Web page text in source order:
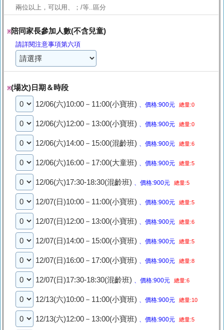
兩位以上，可以用、；/等..區分
※陪同家長參加人數(不含兒童)
請詳閱注意事項第六項
※(場次)日期＆時段
12/06(六)10:00－11:00(小寶班) 、價格:900元 總量:0
12/06(六)12:00－13:00(小寶班) 、價格:900元 總量:0
12/06(六)14:00－15:00(混齡班) 、價格:900元 總量:6
12/06(六)16:00－17:00(大童班) 、價格:900元 總量:5
12/06(六)17:30-18:30(混齡班) 、價格:900元 總量:5
12/07(日)10:00－11:00(小寶班) 、價格:900元 總量:5
12/07(日)12:00－13:00(小寶班) 、價格:900元 總量:6
12/07(日)14:00－15:00(小寶班) 、價格:900元 總量:5
12/07(日)16:00－17:00(小寶班) 、價格:900元 總量:8
12/07(日)17:30-18:30(混齡班) 、價格:900元 總量:6
12/13(六)10:00－11:00(小寶班) 、價格:900元 總量:10
12/13(六)12:00－13:00(小寶班) 、價格:900元 總量:5